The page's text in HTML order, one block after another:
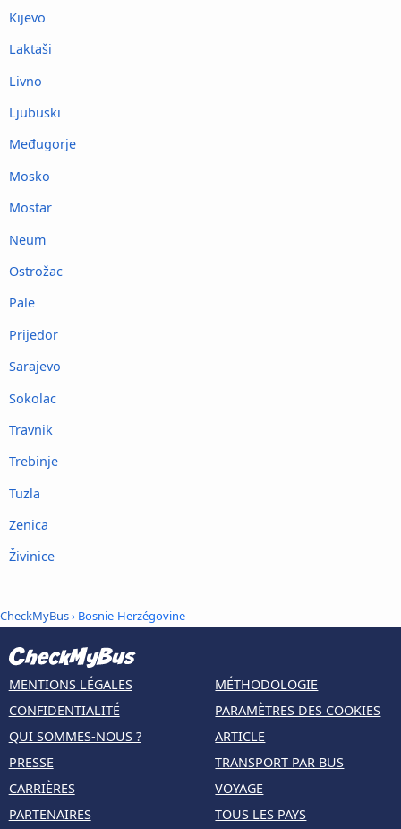
Kijevo
Laktaši
Livno
Ljubuski
Međugorje
Mosko
Mostar
Neum
Ostrožac
Pale
Prijedor
Sarajevo
Sokolac
Travnik
Trebinje
Tuzla
Zenica
Živinice
CheckMyBus› Bosnie-Herzégovine
MENTIONS LÉGALES
CONFIDENTIALITÉ
QUI SOMMES-NOUS ?
PRESSE
CARRIÈRES
PARTENAIRES
MÉTHODOLOGIE
PARAMÈTRES DES COOKIES
ARTICLE
TRANSPORT PAR BUS
VOYAGE
TOUS LES PAYS